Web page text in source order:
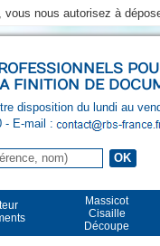
nous autorisez à
FINITION DE
disposition du lundi au
- E-mail :
Massicot
Cisaille
Découpe